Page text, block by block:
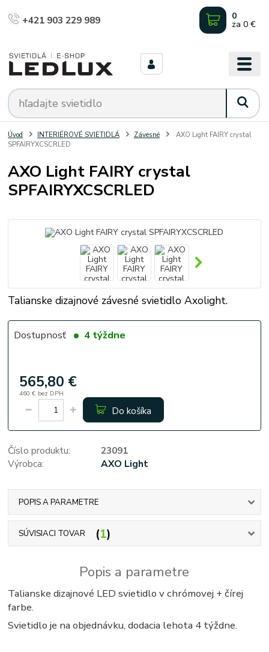
+421 903 229 989 0
za 0 €
Úvod INTERIÉROVÉ SVIETIDLÁ Závesné
AXO Light FAIRY crystal
SPFAIRYXCSCRLED
AXO Light FAIRY crystal
SPFAIRYXCSCRLED
Talianske dizajnové závesné svietidlo Axolight.
Dostupnosť 4 týždne
565,80 €
460 € bez DPH
Do košíka
Číslo produktu:
23091
Výrobca:
AXO Light
POPIS A PARAMETRE
SÚVISIACI TOVAR 1
Popis a parametre
Talianske dizajnové LED svietidlo v chrómovej + čírej
farbe.
Svietidlo je na objednávku, dodacia lehota 4 týždne.